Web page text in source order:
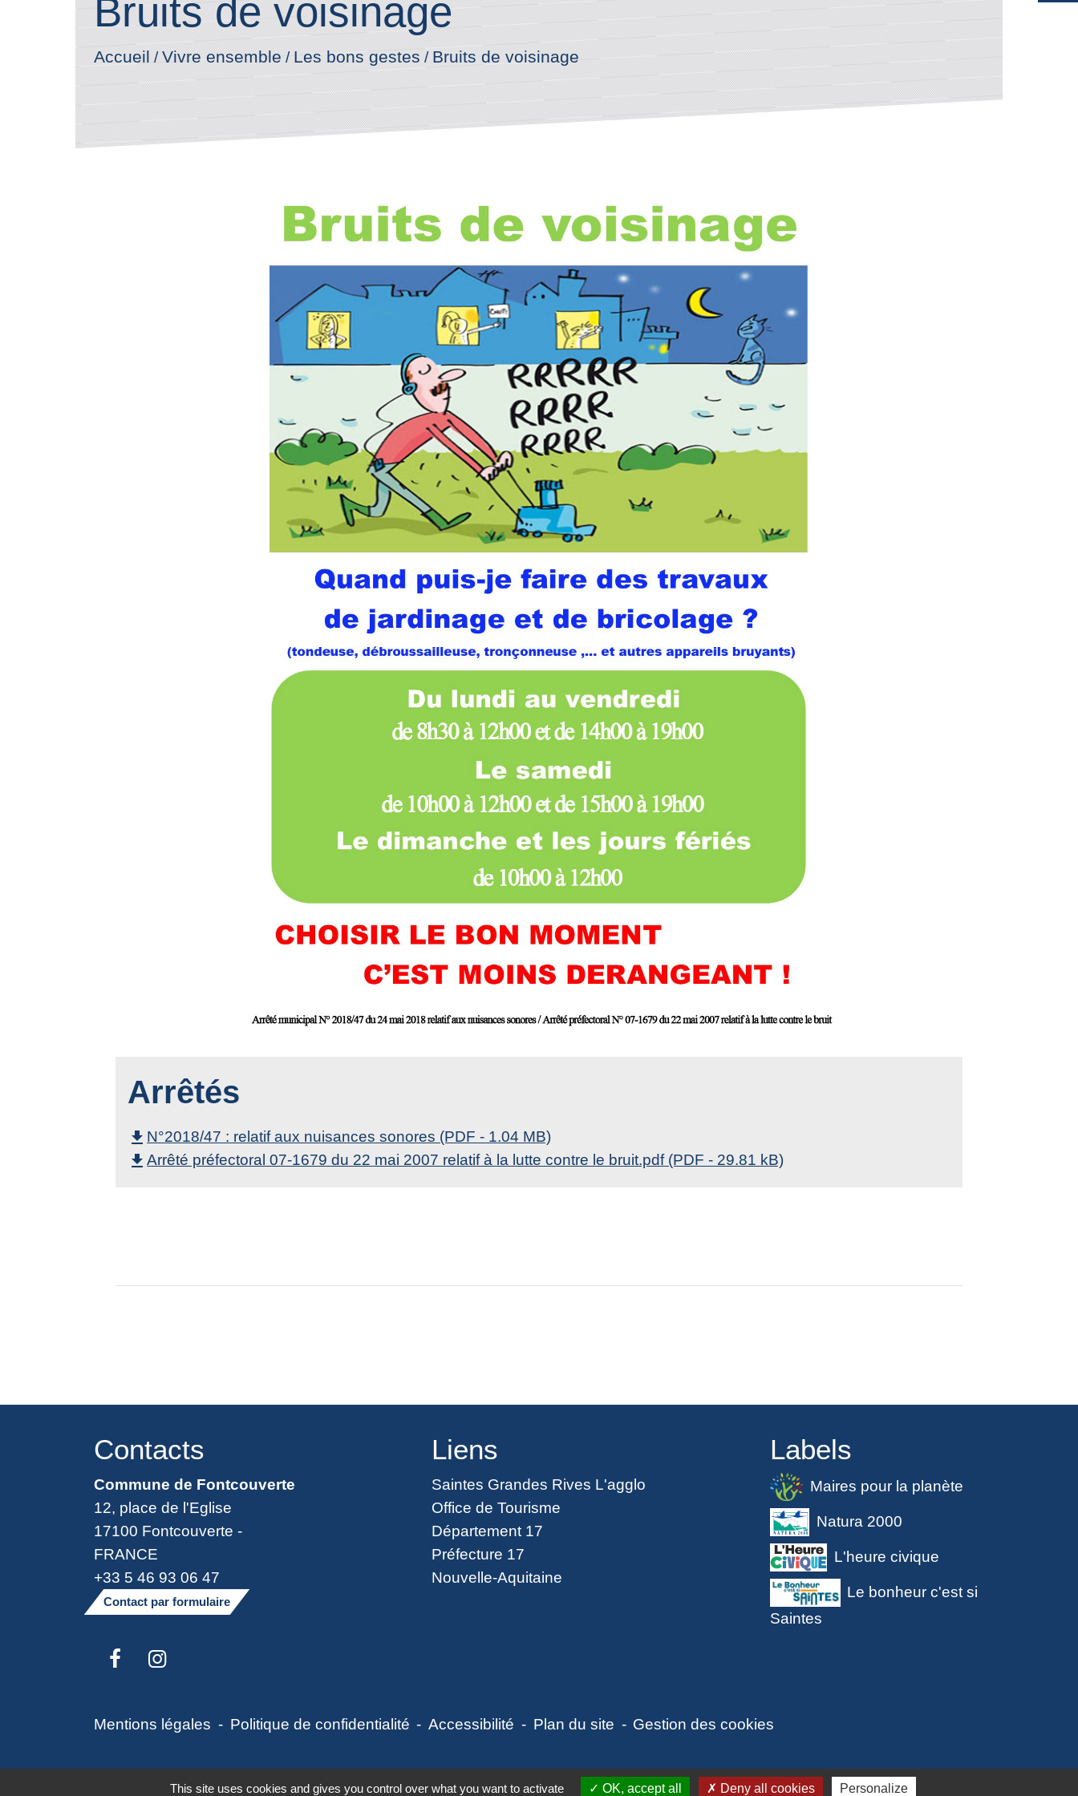
Bruits de voisinage
Accueil/Vivre ensemble/ Les bons gestes/ Bruits de voisinage
Arrêtés
file_downloadN°2018/47 : relatif aux nuisances sonores (PDF - 1.04 MB)
file_downloadArrêté préfectoral 07-1679 du 22 mai 2007 relatif à la lutte contre le bruit.pdf (PDF - 29.81 kB)
Contacts
Commune de Fontcouverte
12, place de l'Eglise
17100 Fontcouverte -
FRANCE
+33 5 46 93 06 47
Contact par formulaire
Liens
Saintes Grandes Rives L'agglo
Office de Tourisme
Département 17
Préfecture 17
Nouvelle-Aquitaine
Labels
Maires pour la planète
Natura 2000
L'heure civique
Le bonheur c'est si
Saintes
Mentions légales - Politique de confidentialité - Accessibilité - Plan du site - Gestion des cookies
This site uses cookies and gives you control over what you want to activate OK, accept all Deny all cookies Personalize